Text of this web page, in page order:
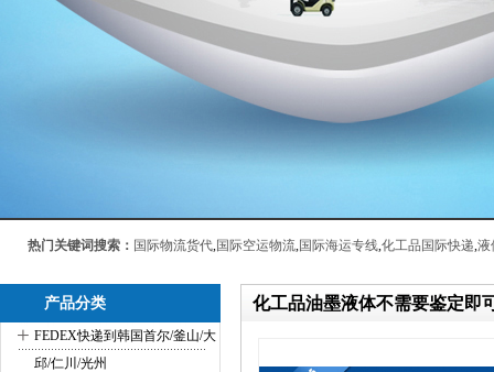
热门关键词搜索： 国际物流货代,国际空运物流,国际海运专线,化工品国际快递,液
产品分类
+ FEDEX快递到韩国首尔/釜山/大
邱/仁川/光州
化工品油墨液体不需要鉴定即